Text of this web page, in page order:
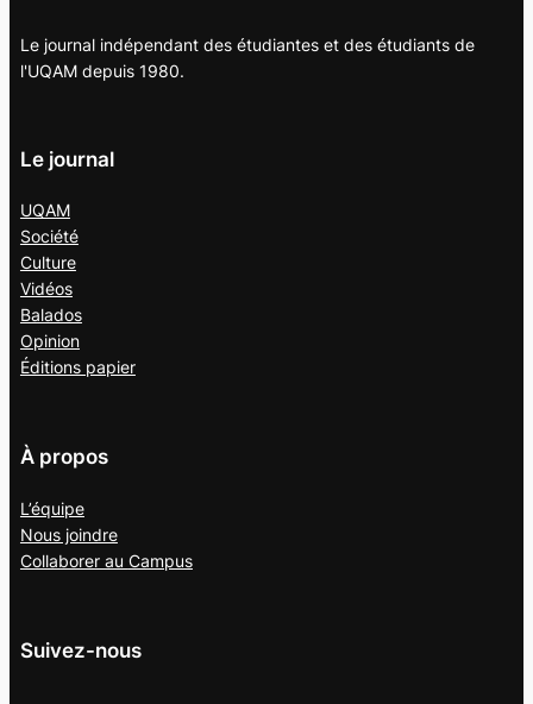
Le journal indépendant des étudiantes et des étudiants de
l'UQAM depuis 1980.
Le journal
UQAM
Société
Culture
Vidéos
Balados
Opinion
Éditions papier
À propos
L’équipe
Nous joindre
Collaborer au Campus
Suivez-nous